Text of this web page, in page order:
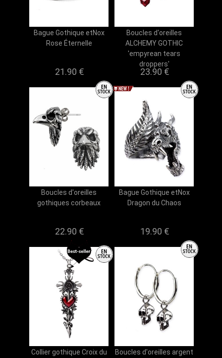
Bague Gothique etNox
Rose Éternelle
21.90 €
Boucles d'oreilles
ALCHEMY GOTHIC
'empyrean tears
droppers'
23.90 €
Boucles d'oreilles
gothiques corbeaux
22.90 €
Bague Gothique etNox
Dragon du Chaos
19.90 €
Collier gothique Croix du
Boucles d'oreilles argent